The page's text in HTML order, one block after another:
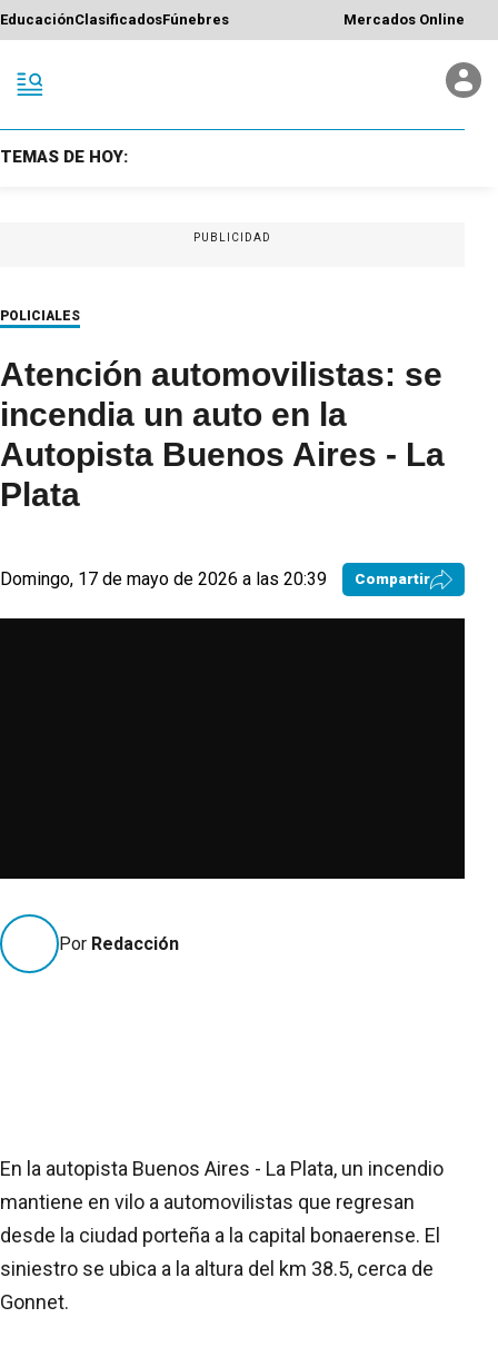
EducaciónClasificadosFúnebres Mercados Online
TEMAS DE HOY:
PUBLICIDAD
POLICIALES
Atención automovilistas: se
incendia un auto en la
Autopista Buenos Aires - La
Plata
Domingo, 17 de mayo de 2026 a las 20:39 Compartir
Por Redacción
En la autopista Buenos Aires - La Plata, un incendio
mantiene en vilo a automovilistas que regresan
desde la ciudad porteña a la capital bonaerense. El
siniestro se ubica a la altura del km 38.5, cerca de
Gonnet.